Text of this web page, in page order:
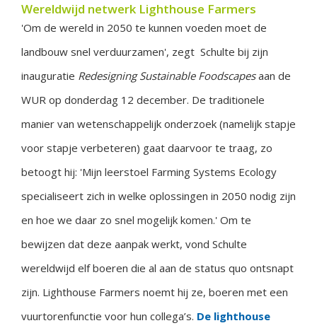
Wereldwijd netwerk Lighthouse Farmers
'Om de wereld in 2050 te kunnen voeden moet de
landbouw snel verduurzamen', zegt Schulte bij zijn
inauguratie Redesigning Sustainable Foodscapesaan de
WUR op donderdag 12 december. De traditionele
manier van wetenschappelijk onderzoek (namelijk stapje
voor stapje verbeteren) gaat daarvoor te traag, zo
betoogt hij: 'Mijn leerstoel Farming Systems Ecology
specialiseert zich in welke oplossingen in 2050 nodig zijn
en hoe we daar zo snel mogelijk komen.' Om te
bewijzen dat deze aanpak werkt, vond Schulte
wereldwijd elf boeren die al aan de status quo ontsnapt
zijn. Lighthouse Farmers noemt hij ze, boeren met een
vuurtorenfunctie voor hun collega’s. De lighthouse